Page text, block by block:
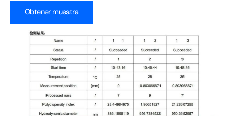
Obtener muestra